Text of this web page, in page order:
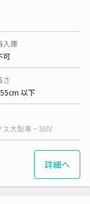
入庫
可
さ
以下
大型車・SUV
詳細へ